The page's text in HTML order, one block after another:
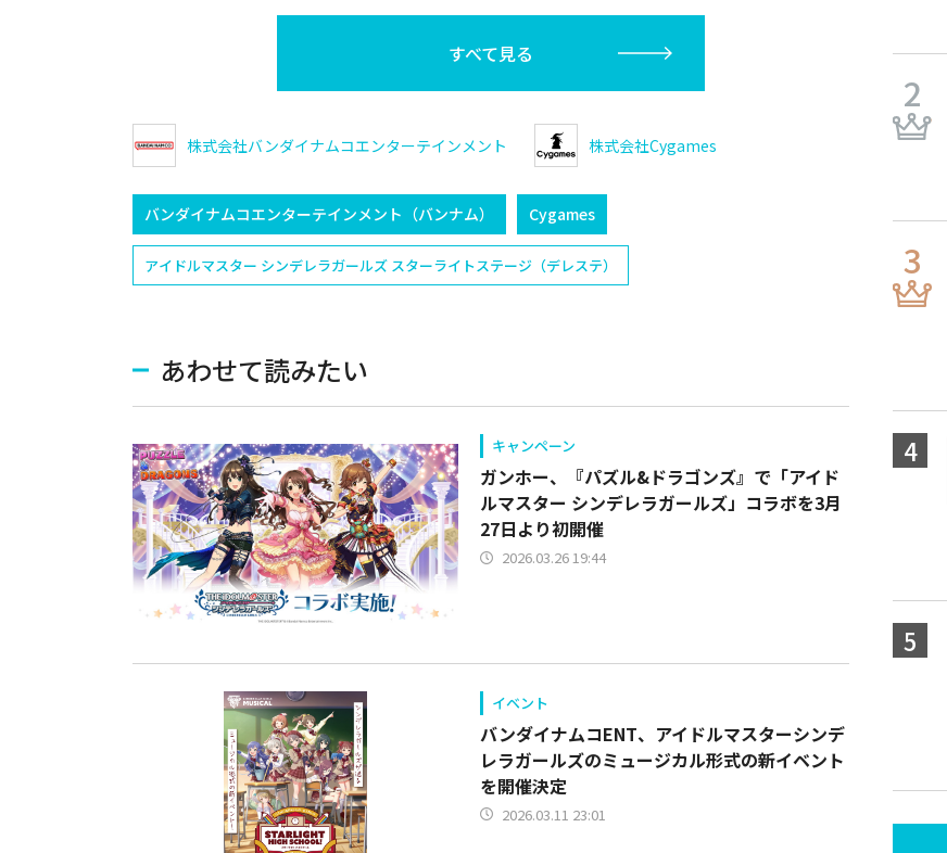
すべて見る
株式会社バンダイナムコエンターテインメント 株式会社Cygames
バンダイナムコエンターテインメント（バンナム） Cygames
アイドルマスター シンデレラガールズ スターライトステージ（デレステ）
あわせて読みたい
キャンペーン
ガンホー、『パズル&ドラゴンズ』で「アイド
ルマスター シンデレラガールズ」コラボを3月
27日より初開催
2026.03.26 19:44
イベント
バンダイナムコENT、アイドルマスターシンデ
レラガールズのミュージカル形式の新イベント
を開催決定
2026.03.11 23:01